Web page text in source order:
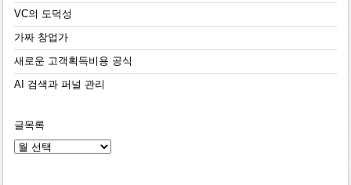
VC의 도덕성
가짜 창업가
새로운 고객획득비용 공식
AI 검색과 퍼널 관리
글목록
글